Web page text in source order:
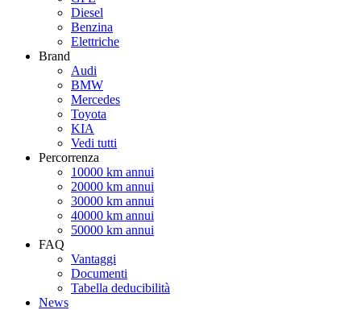
Diesel
Benzina
Elettriche
Brand
Audi
BMW
Mercedes
Toyota
KIA
Vedi tutti
Percorrenza
10000 km annui
20000 km annui
30000 km annui
40000 km annui
50000 km annui
FAQ
Vantaggi
Documenti
Tabella deducibilità
News